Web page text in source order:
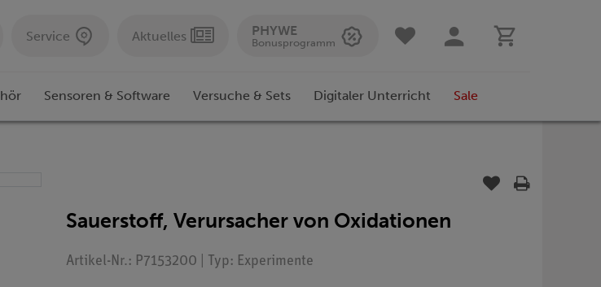
Service Aktuelles PHYWE
Bonusprogramm
Sensoren & Software Versuche & Sets Digitaler Unterricht Sale
Sauerstoff, Verursacher von Oxidationen
Artikel-Nr.: P7153200 | Typ: Experimente